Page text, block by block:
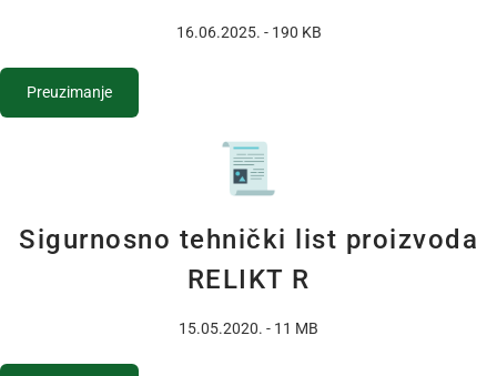
16.06.2025. - 190 KB
Preuzimanje
Sigurnosno tehnički list proizvoda
RELIKT R
15.05.2020. - 11 MB